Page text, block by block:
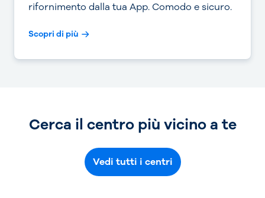
rifornimento dalla tua App. Comodo e sicuro.
Scopri di più
Cerca il centro più vicino a te
Vedi tutti i centri